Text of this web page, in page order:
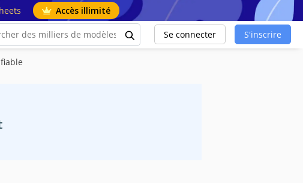
Accès illimité
Se connecter S'inscrire